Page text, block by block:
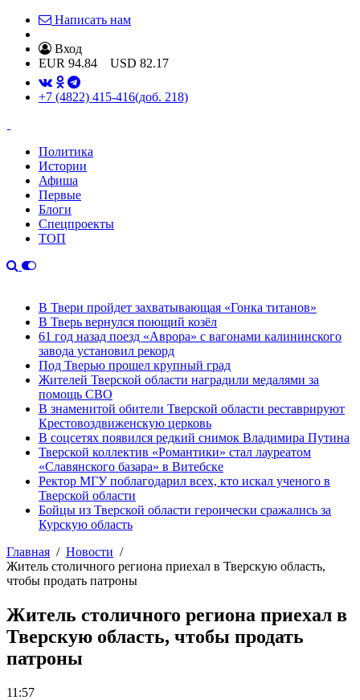
Написать нам
Вход
EUR 94.84 USD 82.17
+7 (4822) 415-416(доб. 218)
Политика
Истории
Афиша
Первые
Блоги
Спецпроекты
ТОП
В Твери пройдет захватывающая «Гонка титанов»
В Тверь вернулся поющий козёл
61 год назад поезд «Аврора» с вагонами калининского
завода установил рекорд
Под Тверью прошел крупный град
Жителей Тверской области наградили медалями за
помощь СВО
В знаменитой обители Тверской области реставрируют
Крестовоздвиженскую церковь
В соцсетях появился редкий снимок Владимира Путина
Тверской коллектив «Романтики» стал лауреатом
«Славянского базара» в Витебске
Ректор МГУ поблагодарил всех, кто искал ученого в
Тверской области
Бойцы из Тверской области героически сражались за
Курскую область
Главная
Новости
Житель столичного региона приехал в Тверскую область,
чтобы продать патроны
Житель столичного региона приехал в
Тверскую область, чтобы продать
патроны
11:57